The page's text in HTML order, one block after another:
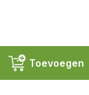
Toevoegen